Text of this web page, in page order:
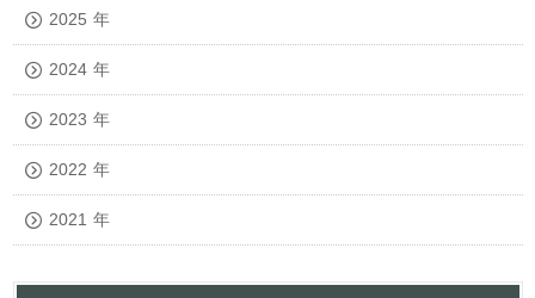
2025 年
2024 年
2023 年
2022 年
2021 年